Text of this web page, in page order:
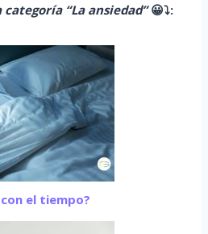
“La ansiedad”😀⤵️:
el tiempo?